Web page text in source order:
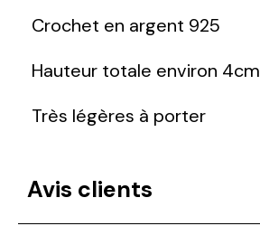
Crochet en argent 925
Hauteur totale environ 4cm
Très légères à porter
Avis clients